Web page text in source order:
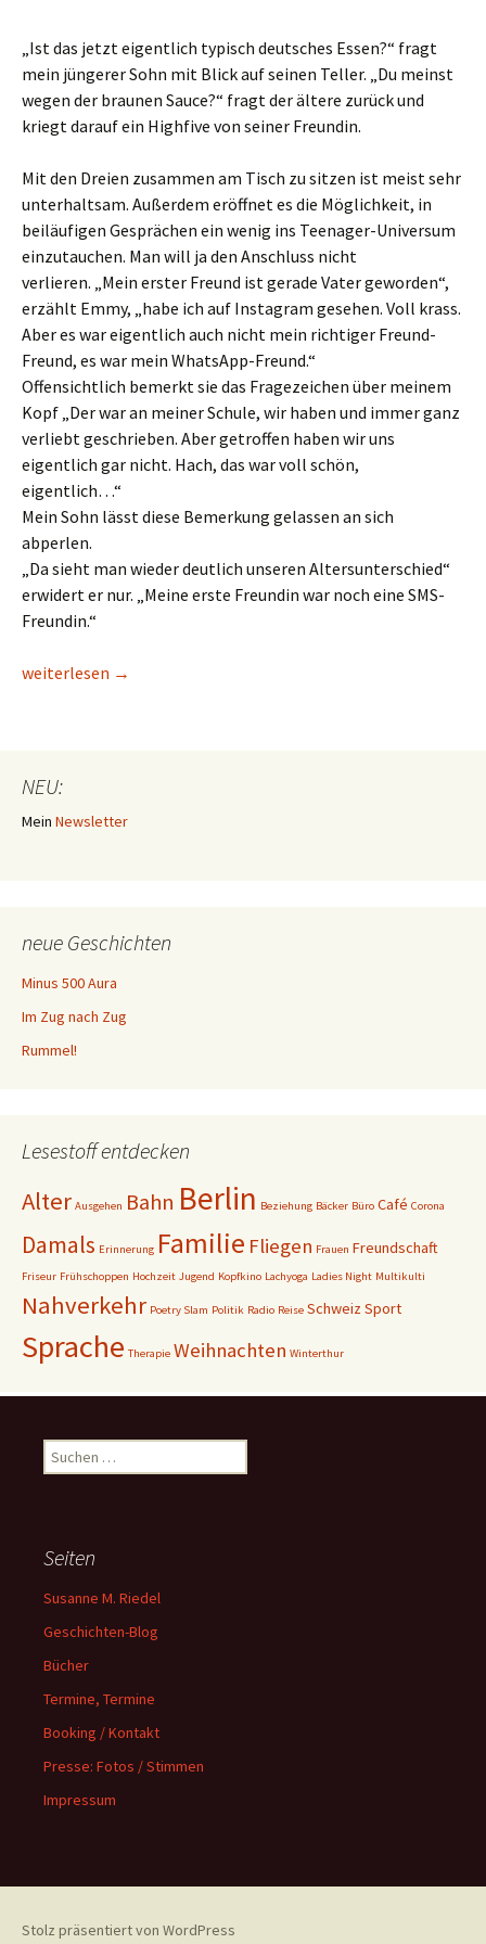
„Ist das jetzt eigentlich typisch deutsches Essen?“ fragt
mein jüngerer Sohn mit Blick auf seinen Teller. „Du meinst
wegen der braunen Sauce?“ fragt der ältere zurück und
kriegt darauf ein Highfive von seiner Freundin.
Mit den Dreien zusammen am Tisch zu sitzen ist meist sehr
unterhaltsam. Außerdem eröffnet es die Möglichkeit, in
beiläufigen Gesprächen ein wenig ins Teenager-Universum
einzutauchen. Man will ja den Anschluss nicht
verlieren. „Mein erster Freund ist gerade Vater geworden“,
erzählt Emmy, „habe ich auf Instagram gesehen. Voll krass.
Aber es war eigentlich auch nicht mein richtiger Freund-
Freund, es war mein WhatsApp-Freund.“
Offensichtlich bemerkt sie das Fragezeichen über meinem
Kopf „Der war an meiner Schule, wir haben und immer ganz
verliebt geschrieben. Aber getroffen haben wir uns
eigentlich gar nicht. Hach, das war voll schön,
eigentlich…“
Mein Sohn lässt diese Bemerkung gelassen an sich
abperlen.
„Da sieht man wieder deutlich unseren Altersunterschied“
erwidert er nur. „Meine erste Freundin war noch eine SMS-
Freundin.“
Ja / Nein ?
weiterlesen →
NEU:
Mein Newsletter
neue Geschichten
Minus 500 Aura
Im Zug nach Zug
Rummel!
Lesestoff entdecken
Alter Ausgehen Bahn Berlin Beziehung Bäcker Büro Café Corona
Damals Erinnerung Familie Fliegen Frauen Freundschaft
Friseur Frühschoppen Hochzeit Jugend Kopfkino Lachyoga Ladies Night Multikulti
Nahverkehr Poetry Slam Politik Radio Reise SchweizSport
Sprache Therapie Weihnachten Winterthur
Suchen
nach:
Seiten
Susanne M. Riedel
Geschichten-Blog
Bücher
Termine, Termine
Booking / Kontakt
Presse: Fotos / Stimmen
Impressum
Stolz präsentiert von WordPress